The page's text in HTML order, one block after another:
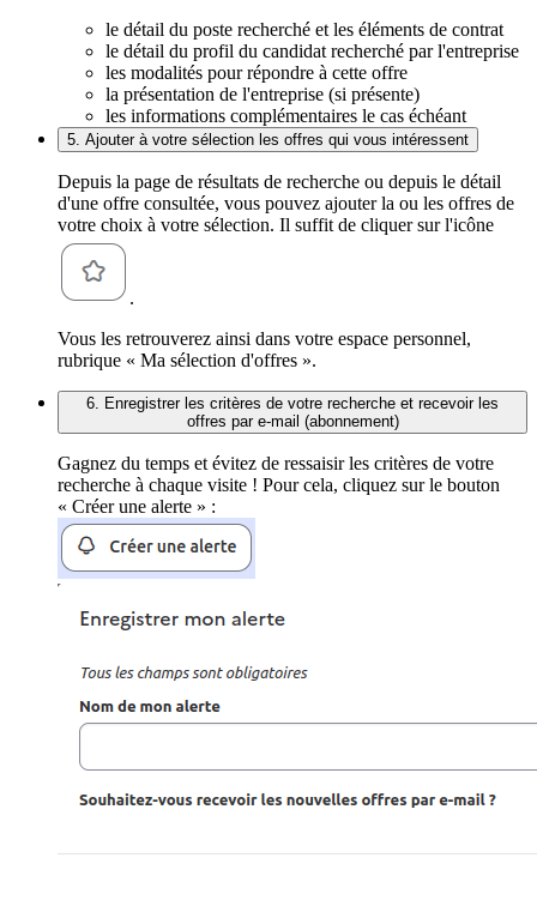
le détail du poste recherché et les éléments de contrat
le détail du profil du candidat recherché par l'entreprise
les modalités pour répondre à cette offre
la présentation de l'entreprise (si présente)
les informations complémentaires le cas échéant
5. Ajouter à votre sélection les offres qui vous intéressent
Depuis la page de résultats de recherche ou depuis le détail
d'une offre consultée, vous pouvez ajouter la ou les offres de
votre choix à votre sélection. Il suffit de cliquer sur l'icône
.
Vous les retrouverez ainsi dans votre espace personnel,
rubrique « Ma sélection d'offres ».
6. Enregistrer les critères de votre recherche et recevoir les
offres par e-mail (abonnement)
Gagnez du temps et évitez de ressaisir les critères de votre
recherche à chaque visite ! Pour cela, cliquez sur le bouton
« Créer une alerte » :